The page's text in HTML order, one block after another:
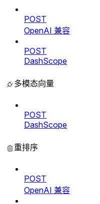
POST
OpenAI 兼容
POST
DashScope
多模态向量
POST
DashScope
重排序
POST
OpenAI 兼容